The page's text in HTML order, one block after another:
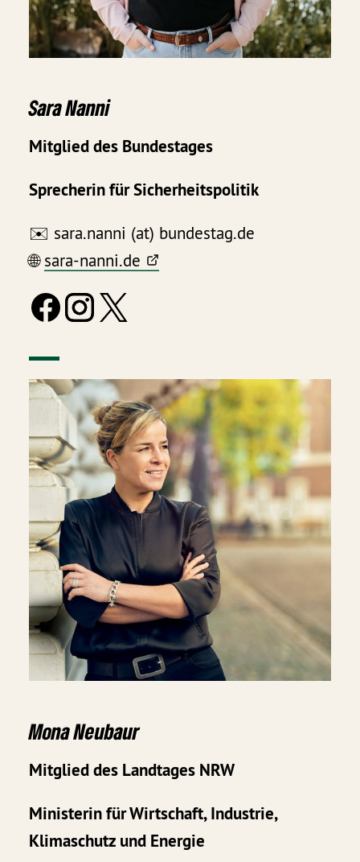
Sara Nanni
Mitglied des Bundestages
Sprecherin für Sicherheitspolitik
✉️ sara.nanni (at) bundestag.de
🌐sara-nanni.de
Mona Neubaur
Mitglied des Landtages NRW
Ministerin für Wirtschaft, Industrie,
Klimaschutz und Energie